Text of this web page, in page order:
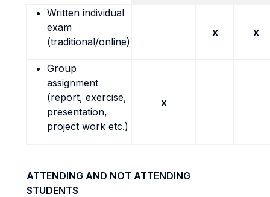
Written individual
exam
(traditional/online)
x x
Group
assignment
(report, exercise,
presentation,
project work etc.)
x
ATTENDING AND NOT ATTENDING
STUDENTS